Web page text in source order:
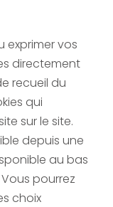
exprimer vos
directement
recueil du
qui
sur le site.
depuis une
au bas
pourrez
choix